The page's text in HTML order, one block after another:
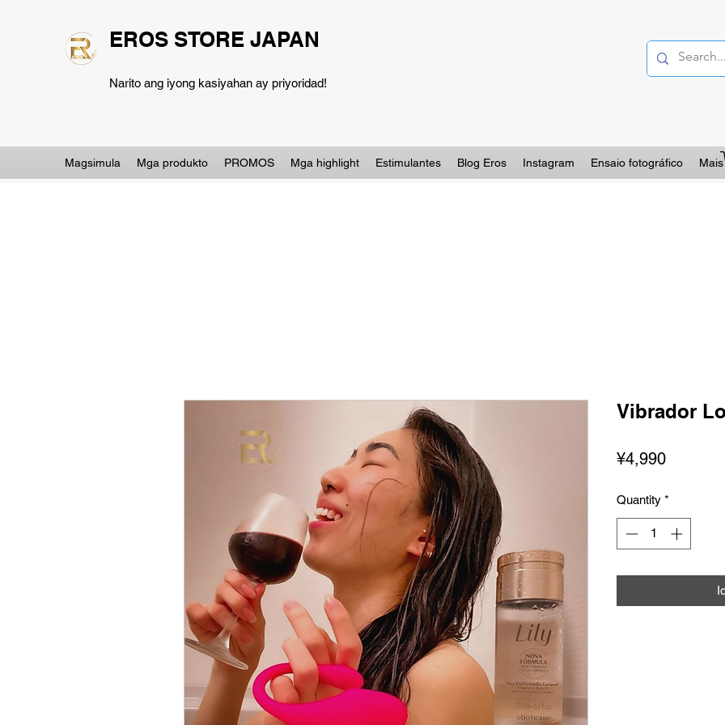
EROS STORE JAPAN
Narito ang iyong kasiyahan ay priyoridad!
Magsimula Mga produkto PROMOS Mga highlight Estimulantes Blog Eros Instagram Ensaio fotográfico Mais
Vibrador
¥4,990Presyo
Quantity *